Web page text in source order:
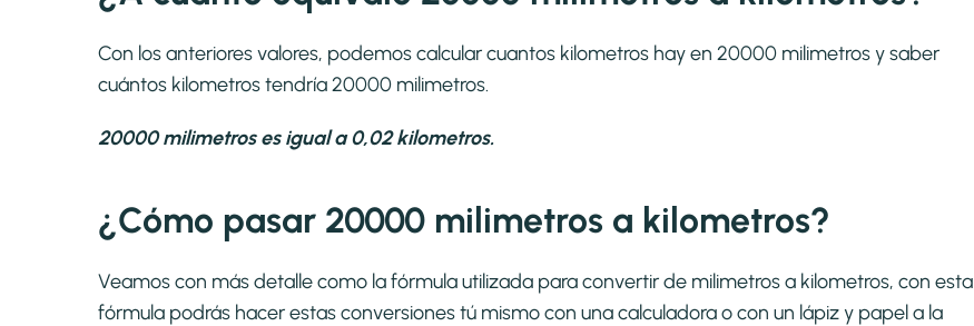
Con los anteriores valores, podemos calcular cuantos kilometros hay en 20000 milimetros y saber
cuántos kilometros tendría 20000 milimetros.
20000 milimetros es igual a 0,02 kilometros.
¿Cómo pasar 20000 milimetros a kilometros?
Veamos con más detalle como la fórmula utilizada para convertir de milimetros a kilometros, con esta
fórmula podrás hacer estas conversiones tú mismo con una calculadora o con un lápiz y papel a la